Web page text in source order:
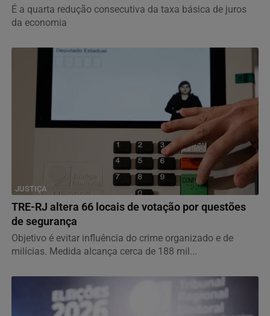
É a quarta redução consecutiva da taxa básica de juros
da economia
JUSTIÇA
TRE-RJ altera 66 locais de votação por questões
de segurança
Objetivo é evitar influência do crime organizado e de
milícias. Medida alcança cerca de 188 mil...